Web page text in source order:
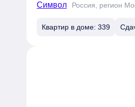
Символ Россия, регион
Квартир в доме: 339